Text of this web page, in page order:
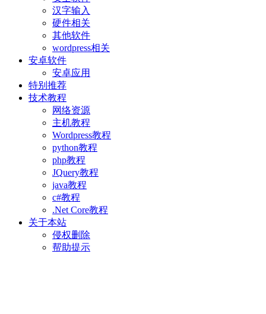
汉字输入
硬件相关
其他软件
wordpress相关
安卓软件
安卓应用
特别推荐
技术教程
网络资源
主机教程
Wordpress教程
python教程
php教程
JQuery教程
java教程
c#教程
.Net Core教程
关于本站
侵权删除
帮助提示